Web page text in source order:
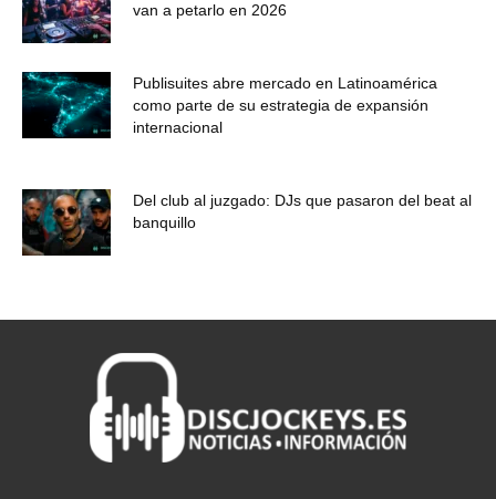
van a petarlo en 2026
Publisuites abre mercado en Latinoamérica
como parte de su estrategia de expansión
internacional
Del club al juzgado: DJs que pasaron del beat al
banquillo